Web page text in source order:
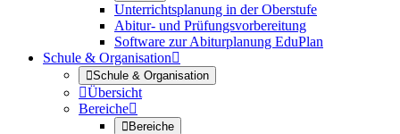
Unterrichtsplanung in der Oberstufe
Abitur- und Prüfungsvorbereitung
Software zur Abiturplanung EduPlan
Schule & Organisation
Schule & Organisation
Übersicht
Bereiche
Bereiche